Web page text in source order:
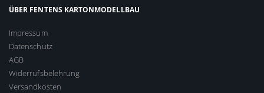
ÜBER FENTENS KARTONMODELLBAU
Impressum
Datenschutz
AGB
Widerrufsbelehrung
Versandkosten